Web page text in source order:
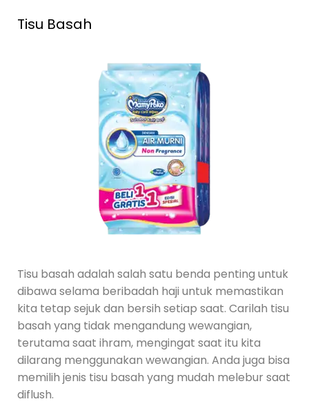
Tisu Basah
Tisu basah adalah salah satu benda penting untuk
dibawa selama beribadah haji untuk memastikan
kita tetap sejuk dan bersih setiap saat. Carilah tisu
basah yang tidak mengandung wewangian,
terutama saat ihram, mengingat saat itu kita
dilarang menggunakan wewangian. Anda juga bisa
memilih jenis tisu basah yang mudah melebur saat
diflush.